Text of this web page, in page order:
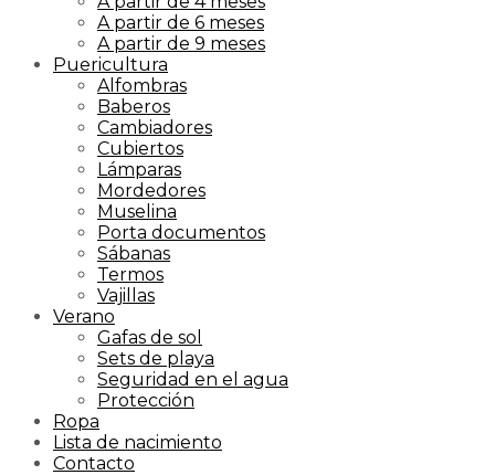
A partir de 6 meses
A partir de 9 meses
Puericultura
Alfombras
Baberos
Cambiadores
Cubiertos
Lámparas
Mordedores
Muselina
Porta documentos
Sábanas
Termos
Vajillas
Verano
Gafas de sol
Sets de playa
Seguridad en el agua
Protección
Ropa
Lista de nacimiento
Contacto